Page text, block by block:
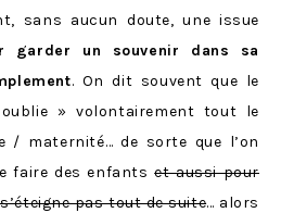
sans aucun doute, une issue
garder un souvenir dans sa
. On dit souvent que le
» volontairement tout le
/ maternité… de sorte que l’on
faire des enfantset aussi pour
pas tout de suite… alors